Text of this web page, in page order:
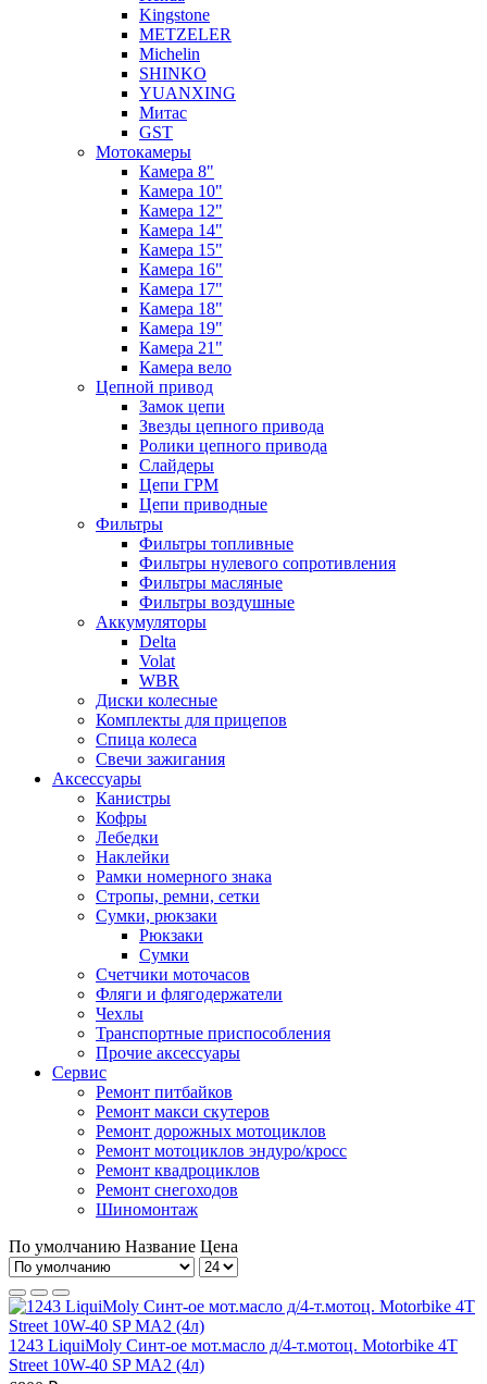
Kingstone
METZELER
Michelin
SHINKO
YUANXING
Митас
GST
Мотокамеры
Камера 8"
Камера 10"
Камера 12"
Камера 14"
Камера 15"
Камера 16"
Камера 17"
Камера 18"
Камера 19"
Камера 21"
Камера вело
Цепной привод
Замок цепи
Звезды цепного привода
Ролики цепного привода
Слайдеры
Цепи ГРМ
Цепи приводные
Фильтры
Фильтры топливные
Фильтры нулевого сопротивления
Фильтры масляные
Фильтры воздушные
Аккумуляторы
Delta
Volat
WBR
Диски колесные
Комплекты для прицепов
Спица колеса
Свечи зажигания
Аксессуары
Канистры
Кофры
Лебедки
Наклейки
Рамки номерного знака
Стропы, ремни, сетки
Сумки, рюкзаки
Рюкзаки
Сумки
Счетчики моточасов
Фляги и флягодержатели
Чехлы
Транспортные приспособления
Прочие аксессуары
Сервис
Ремонт питбайков
Ремонт макси скутеров
Ремонт дорожных мотоциклов
Ремонт мотоциклов эндуро/кросс
Ремонт квадроциклов
Ремонт снегоходов
Шиномонтаж
По умолчанию Название Цена
1243 LiquiMoly Синт-ое мот.масло д/4-т.мотоц. Motorbike 4T
Street 10W-40 SP MA2 (4л)